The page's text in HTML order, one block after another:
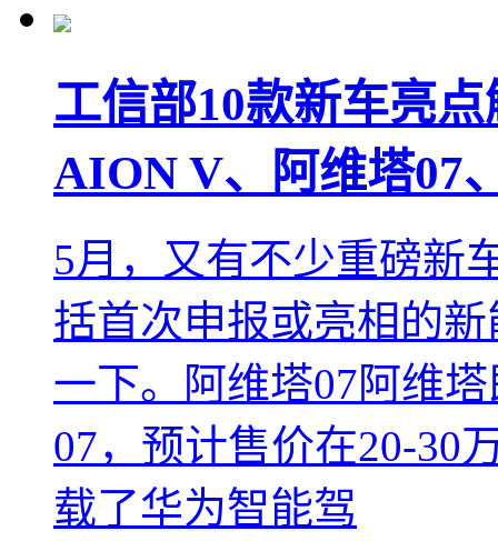
工信部10款新车亮
AION V、阿维塔07
5月，又有不少重磅新
括首次申报或亮相的
一下。阿维塔07阿维
07，预计售价在20-30
载了华为智能驾